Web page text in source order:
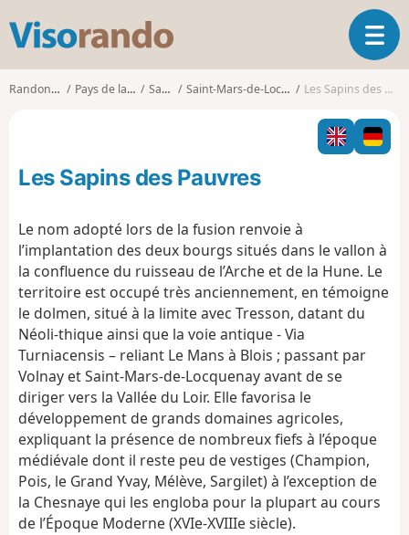
s
o
o
O
u
i
r
l
i
g
a
Randonnées Pays de la Loire Sarthe Saint-Mars-de-Locquenay Les Sapins des Pauvres
Les Sapins des Pauvres
Le nom adopté lors de la fusion renvoie à
l’implantation des deux bourgs situés dans le vallon à
la confluence du ruisseau de l’Arche et de la Hune. Le
territoire est occupé très anciennement, en témoigne
le dolmen, situé à la limite avec Tresson, datant du
Néoli-thique ainsi que la voie antique - Via
Turniacensis – reliant Le Mans à Blois ; passant par
Volnay et Saint-Mars-de-Locquenay avant de se
diriger vers la Vallée du Loir. Elle favorisa le
développement de grands domaines agricoles,
expliquant la présence de nombreux fiefs à l’époque
médiévale dont il reste peu de vestiges (Champion,
Pois, le Grand Yvay, Mélève, Sargilet) à l’exception de
la Chesnaye qui les engloba pour la plupart au cours
de l’Époque Moderne (XVIe-XVIIIe siècle).